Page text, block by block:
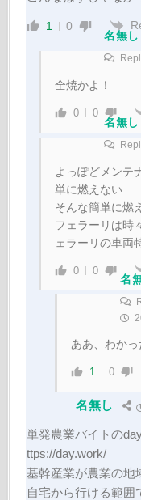
1 0
名無し
全焼かよ！
0 0
名無し
よっぽどメンテ
単に燃えない
そんな簡単に燃
フェラーリは時
ェラーリの車両
0 0
名
ああ、わか
1 0
名無し
単発農業バイトの
ttps://day.work/
基幹産業が農業の地
自宅から行ける範囲